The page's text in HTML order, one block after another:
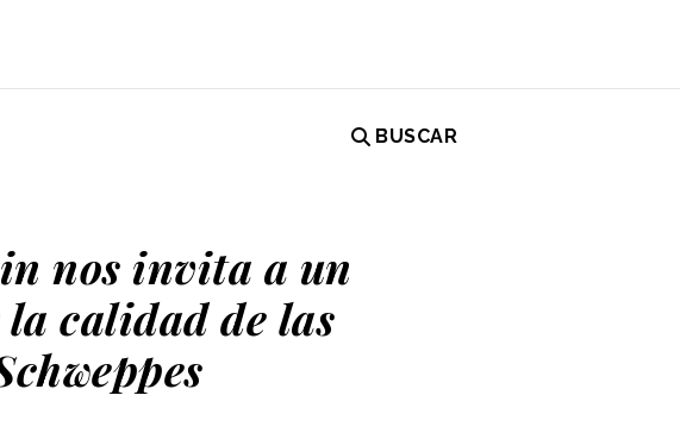
BUSCAR
nos invita a un
calidad de las